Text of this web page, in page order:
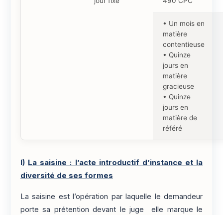
• Un mois en
matière
contentieuse
• Quinze
jours en
matière
gracieuse
• Quinze
jours en
matière de
référé
I) La saisine : l’acte introductif d’instance et la
diversité de ses formes
La saisine est l’opération par laquelle le demandeur
porte sa prétention devant le juge elle marque le